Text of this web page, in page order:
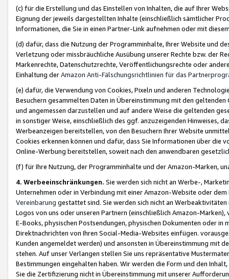
(c) für die Erstellung und das Einstellen von Inhalten, die auf Ihrer
Eignung der jeweils dargestellten Inhalte (einschließlich sämtlicher
Informationen, die Sie in einen Partner-Link aufnehmen oder mit
(d) dafür, dass die Nutzung der Programminhalte, Ihrer Website und
Verletzung oder missbräuchliche Ausübung unserer Rechte bzw. der
Markenrechte, Datenschutzrechte, Veröffentlichungsrechte oder
Einhaltung derAmazon Anti-Fälschungsrichtlinien für das
(e) dafür, die Verwendung von Cookies, Pixeln und anderen
Besuchern gesammelten Daten in Übereinstimmung mit den
und angemessen darzustellen und auf andere Weise die geltenden
in sonstiger Weise, einschließlich des ggf. anzuzeigenden Hinweises,
Werbeanzeigen bereitstellen, von den Besuchern Ihrer Website
Cookies erkennen können und dafür, dass Sie Informationen über die
Online-Werbung bereitstellen, soweit nach den anwendbaren
(f) für Ihre Nutzung, der Programminhalte und der Amazon-Marken,
4. Werbeeinschränkungen. Sie werden sich nicht an Werbe-,
Unternehmen oder in Verbindung mit einer Amazon-Website oder
Vereinbarung gestattet sind. Sie werden sich nicht an
Logos von uns oder unseren Partnern (einschließlich Amazon-
E-Books, physischen Postsendungen, physischen Dokumenten oder in
Direktnachrichten von Ihren Social-Media-Websites einfügen.
Kunden angemeldet werden) und ansonsten in Übereinstimmung mit
stehen. Auf unser Verlangen stellen Sie uns repräsentative
Bestimmungen eingehalten haben. Wir werden die Form und den
Sie die Zertifizierung nicht in Übereinstimmung mit unserer